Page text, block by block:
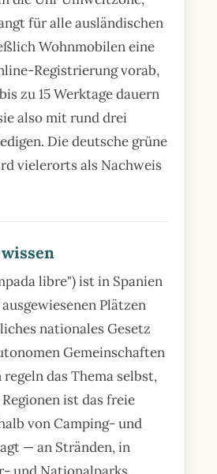
für alle ausländischen
Wohnmobilen eine
Registrierung vorab,
zu 15 Werktage dauern
also mit rund drei
Die deutsche grüne
vielerorts als Nachweis
libre") ist in Spanien
Plätzen
nationales Gesetz
Gemeinschaften
das Thema selbst,
ist das freie
von Camping- und
— an Stränden, in